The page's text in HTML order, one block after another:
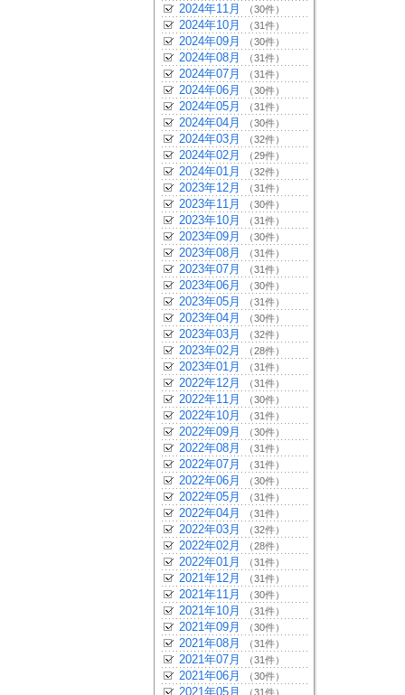
2024年11月 （30件）
2024年10月 （31件）
2024年09月 （30件）
2024年08月 （31件）
2024年07月 （31件）
2024年06月 （30件）
2024年05月 （31件）
2024年04月 （30件）
2024年03月 （32件）
2024年02月 （29件）
2024年01月 （32件）
2023年12月 （31件）
2023年11月 （30件）
2023年10月 （31件）
2023年09月 （30件）
2023年08月 （31件）
2023年07月 （31件）
2023年06月 （30件）
2023年05月 （31件）
2023年04月 （30件）
2023年03月 （32件）
2023年02月 （28件）
2023年01月 （31件）
2022年12月 （31件）
2022年11月 （30件）
2022年10月 （31件）
2022年09月 （30件）
2022年08月 （31件）
2022年07月 （31件）
2022年06月 （30件）
2022年05月 （31件）
2022年04月 （31件）
2022年03月 （32件）
2022年02月 （28件）
2022年01月 （31件）
2021年12月 （31件）
2021年11月 （30件）
2021年10月 （31件）
2021年09月 （30件）
2021年08月 （31件）
2021年07月 （31件）
2021年06月 （30件）
2021年05月 （31件）